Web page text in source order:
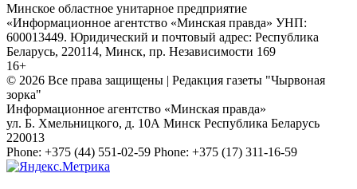
Минское областное унитарное предприятие
«Информационное агентство «Минская правда» УНП:
600013449. Юридический и почтовый адрес: Республика
Беларусь, 220114, Минск, пр. Независимости 169
16+
© 2026 Все права защищены | Редакция газеты "Чырвоная
зорка"
Информационное агентство «Минская правда»
ул. Б. Хмельницкого, д. 10А Минск Республика Беларусь
220013
Phone: +375 (44) 551-02-59 Phone: +375 (17) 311-16-59